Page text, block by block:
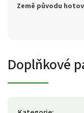
Země původu
Doplňkové